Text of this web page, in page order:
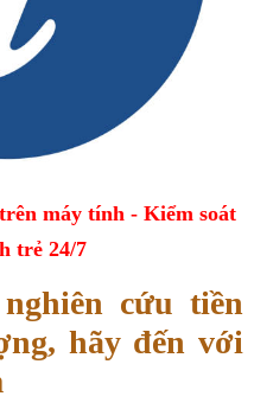
máy tính - Kiểm soát
trẻ 24/7
cứu tiền
hãy đến với